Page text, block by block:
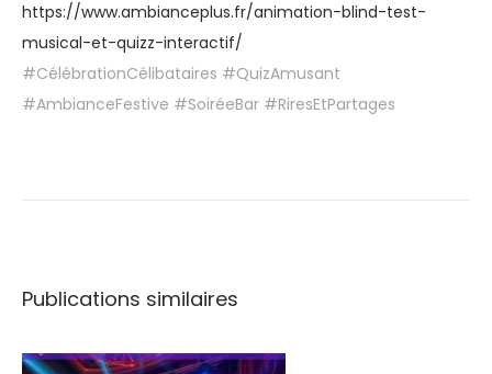
https://www.ambianceplus.fr/animation-blind-test-
musical-et-quizz-interactif/
#CélébrationCélibataires #QuizAmusant
#AmbianceFestive #SoiréeBar #RiresEtPartages
m
z
Publications similaires